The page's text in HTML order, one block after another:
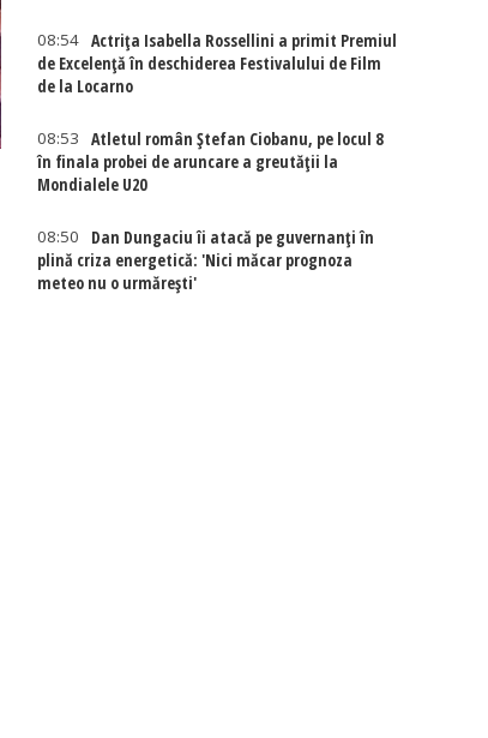
08:54 Actriţa Isabella Rossellini a primit Premiul
de Excelenţă în deschiderea Festivalului de Film
de la Locarno
08:53
Atletul român Ștefan Ciobanu, pe locul 8
în finala probei de aruncare a greutății la
Mondialele U20
08:50
Dan Dungaciu îi atacă pe guvernanți în
plină criza energetică: 'Nici măcar prognoza
meteo nu o urmărești'